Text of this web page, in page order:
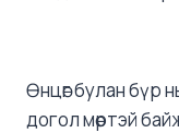
Өнцөг булан бүр
догол мөртэй байж